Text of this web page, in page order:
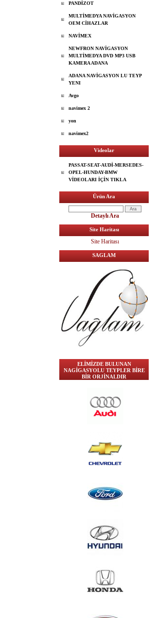
PANDİZOT
MULTİMEDYA NAVİGASYON
OEM CİHAZLAR
NAVİMEX
NEWFRON NAVİGASYON
MULTİMEDYA DVD MP3 USB
KAMERA ADANA
ADANA NAVİGASYON LU TEYP
YENI
Avgo
navimex 2
yon
navimex2
Videolar
PASSAT-SEAT-AUDİ-MERSEDES-
OPEL-HUNDAY-BMW
VİDEOLARI İÇİN TIKLA
Ürün Ara
Detaylı Ara
Site Haritası
Site Haritası
SAGLAM
ELİMİZDE BULUNAN
NAGİGASYOLU TEYPLER BİRE
BİR ORJİNALDIR